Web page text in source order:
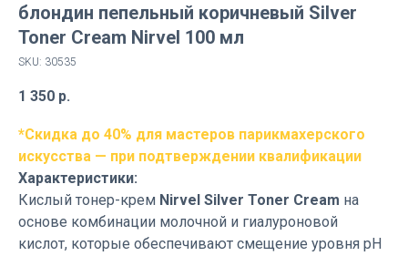
блондин пепельный коричневый Silver
Toner Cream Nirvel 100 мл
SKU: 30535
1 350 р.
*Скидка до 40% для мастеров парикмахерского
искусства — при подтверждении квалификации
Характеристики:
Кислый тонер-крем Nirvel Silver Toner Cream на
основе комбинации молочной и гиалуроновой
кислот, которые обеспечивают смещение уровня рН